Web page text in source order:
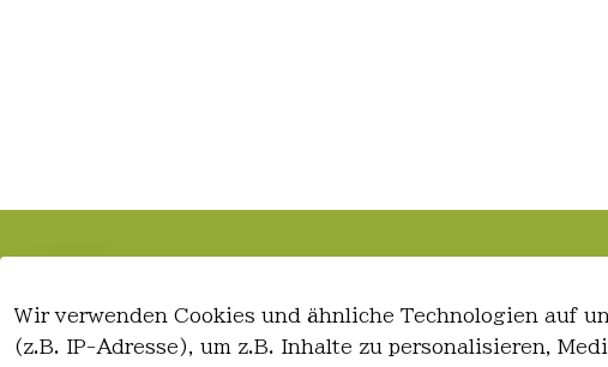
Wir verwenden Cookies und ähnliche Technologien auf
(z.B. IP-Adresse), um z.B. Inhalte zu personalisieren,
AGB
Impressum
Kontakt
Registrieren